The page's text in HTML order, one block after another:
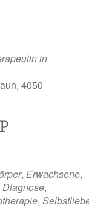
in
4050
, Erwachsene,
Diagnose,
,